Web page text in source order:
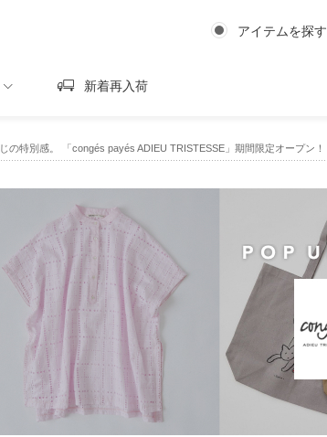
アイテムを探す
新着再入荷
の特別感。 「congés payés ADIEU TRISTESSE」期間限定オープン！